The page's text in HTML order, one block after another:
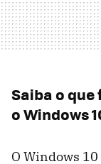
Saiba o
o Windows
O Windows